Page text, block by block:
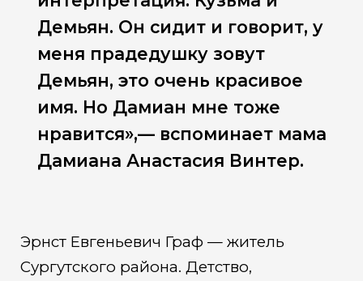
Демьян. Он сидит и говорит, у
меня прадедушку зовут
Демьян, это очень красивое
имя. Но Дамиан мне тоже
нравится»,— вспоминает мама
Дамиана Анастасия Винтер.
Эрнст Евгеньевич Граф — житель
Сургутского района. Детство,